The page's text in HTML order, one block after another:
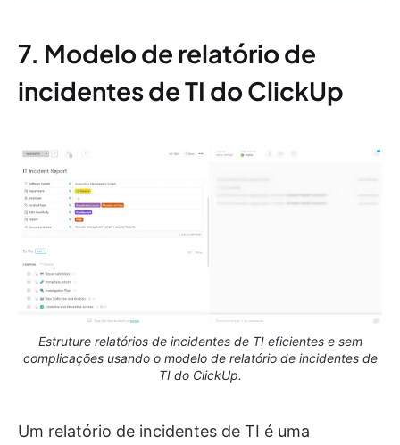
7. Modelo de relatório de
incidentes de TI do ClickUp
Estruture relatórios de incidentes de TI eficientes e sem
complicações usando o modelo de relatório de incidentes de
TI do ClickUp.
Um relatório de incidentes de TI é uma